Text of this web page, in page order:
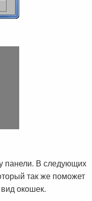
панели. В следующих
так же поможет
окошек.